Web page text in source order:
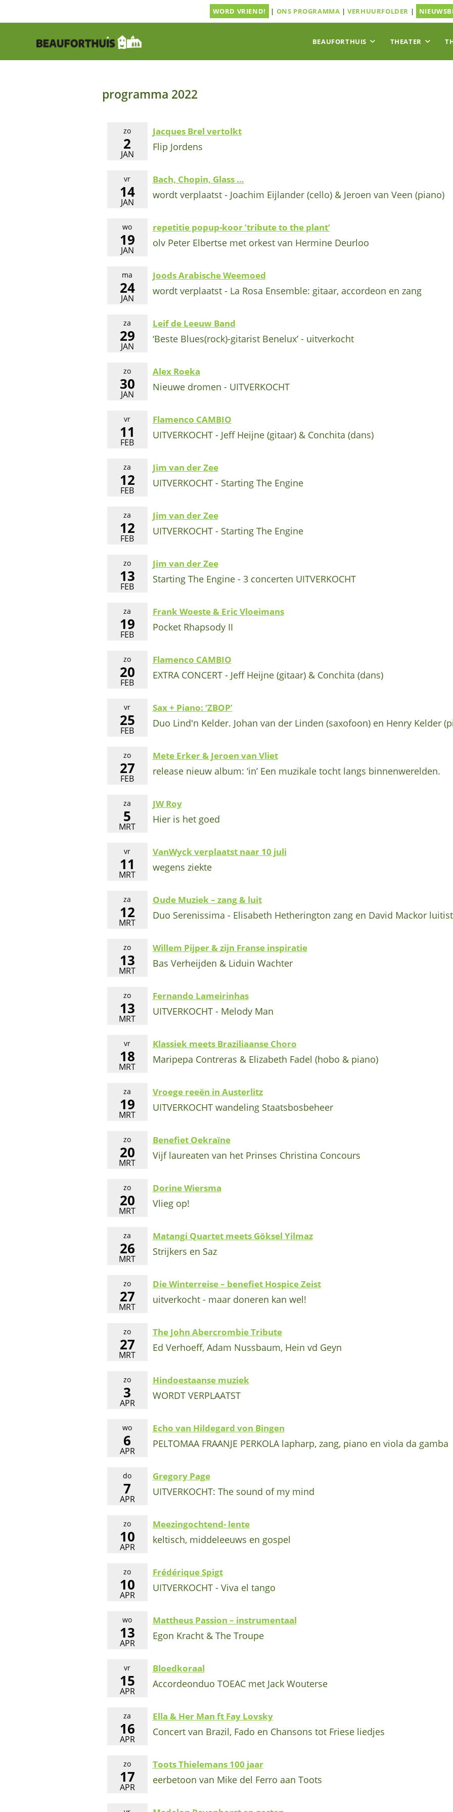
WORD VRIEND! | ONS PROGRAMMA |VERHUURFOLDER |
BEAUFORTHUIS THEATER
programma 2022
zo
2
JAN
Jacques Brel vertolkt
Flip Jordens
vr
14
JAN
Bach, Chopin, Glass …
wordt verplaatst - Joachim Eijlander (cello) & Jeroen van Veen (piano)
wo
19
JAN
repetitie popup-koor ’tribute to the plant’
olv Peter Elbertse met orkest van Hermine Deurloo
ma
24
JAN
Joods Arabische Weemoed
wordt verplaatst - La Rosa Ensemble: gitaar, accordeon en zang
za
29
JAN
Leif de Leeuw Band
‘Beste Blues(rock)-gitarist Benelux’ - uitverkocht
zo
30
JAN
Alex Roeka
Nieuwe dromen - UITVERKOCHT
vr
11
FEB
Flamenco CAMBIO
UITVERKOCHT - Jeff Heijne (gitaar) & Conchita (dans)
za
12
FEB
Jim van der Zee
UITVERKOCHT - Starting The Engine
za
12
FEB
Jim van der Zee
UITVERKOCHT - Starting The Engine
zo
13
FEB
Jim van der Zee
Starting The Engine - 3 concerten UITVERKOCHT
za
19
FEB
Frank Woeste & Eric Vloeimans
Pocket Rhapsody II
zo
20
FEB
Flamenco CAMBIO
EXTRA CONCERT - Jeff Heijne (gitaar) & Conchita (dans)
vr
25
FEB
Sax + Piano: ‘ZBOP’
Duo Lind'n Kelder. Johan van der Linden (saxofoon) en Henry Kelder
zo
27
FEB
Mete Erker & Jeroen van Vliet
release nieuw album: ‘in’ Een muzikale tocht langs binnenwerelden.
za
5
MRT
JW Roy
Hier is het goed
vr
11
MRT
VanWyck verplaatst naar 10 juli
wegens ziekte
za
12
MRT
Oude Muziek – zang & luit
Duo Serenissima - Elisabeth Hetherington zang en David Mackor luitist
zo
13
MRT
Willem Pijper & zijn Franse inspiratie
Bas Verheijden & Liduin Wachter
zo
13
MRT
Fernando Lameirinhas
UITVERKOCHT - Melody Man
vr
18
MRT
Klassiek meets Braziliaanse Choro
Maripepa Contreras & Elizabeth Fadel (hobo & piano)
za
19
MRT
Vroege reeën in Austerlitz
UITVERKOCHT wandeling Staatsbosbeheer
zo
20
MRT
Benefiet Oekraïne
Vijf laureaten van het Prinses Christina Concours
zo
20
MRT
Dorine Wiersma
Vlieg op!
za
26
MRT
Matangi Quartet meets Göksel Yilmaz
Strijkers en Saz
zo
27
MRT
Die Winterreise – benefiet Hospice Zeist
uitverkocht - maar doneren kan wel!
zo
27
MRT
The John Abercrombie Tribute
Ed Verhoeff, Adam Nussbaum, Hein vd Geyn
zo
3
APR
Hindoestaanse muziek
WORDT VERPLAATST
wo
6
APR
Echo van Hildegard von Bingen
PELTOMAA FRAANJE PERKOLA lapharp, zang, piano en viola da gamba
do
7
APR
Gregory Page
UITVERKOCHT: The sound of my mind
zo
10
APR
Meezingochtend- lente
keltisch, middeleeuws en gospel
zo
10
APR
Frédérique Spigt
UITVERKOCHT - Viva el tango
wo
13
APR
Mattheus Passion – instrumentaal
Egon Kracht & The Troupe
vr
15
APR
Bloedkoraal
Accordeonduo TOEAC met Jack Wouterse
za
16
APR
Ella & Her Man ft Fay Lovsky
Concert van Brazil, Fado en Chansons tot Friese liedjes
zo
17
APR
Toots Thielemans 100 jaar
eerbetoon van Mike del Ferro aan Toots